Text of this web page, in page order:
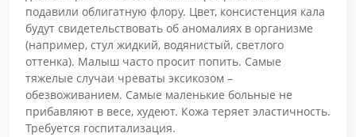
подавили облигатную флору. Цвет, консистенция кала
будут свидетельствовать об аномалиях в организме
(например, стул жидкий, водянистый, светлого
оттенка). Малыш часто просит попить. Самые
тяжелые случаи чреваты эксикозом –
обезвоживанием. Самые маленькие больные не
прибавляют в весе, худеют. Кожа теряет эластичность.
Требуется госпитализация.